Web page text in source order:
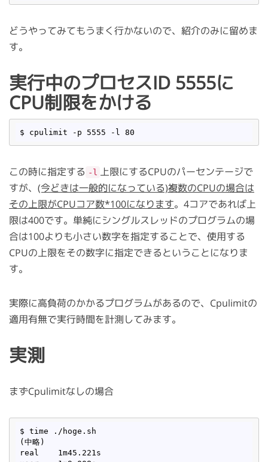
どうやってみてもうまく行かないので、紹介のみに留めま
す。
実行中のプロセスID 5555に
CPU制限をかける
この時に指定する -l
上限にするCPUのパーセンテージで
すが、 (今どきは一般的になっている)複数のCPUの場合は
その上限がCPUコア数*100になります。4コアであれば上
限は400です。単純にシングルスレッドのプログラムの場
合は100よりも小さい数字を指定することで、使用する
CPUの上限をその数字に指定できるということになりま
す。
実際に高負荷のかかるプログラムがあるので、Cpulimitの
適用有無で実行時間を計測してみます。
実測
まずCpulimitなしの場合
$ time ./hoge.sh
(中略)
real	1m45.221s